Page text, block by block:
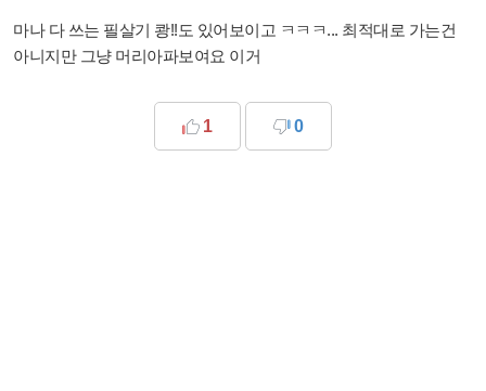
마나 다 쓰는 필살기 쾅!!도 있어보이고 ㅋㅋㅋ... 최적대로 가는건
아니지만 그냥 머리아파보여요 이거
1 0